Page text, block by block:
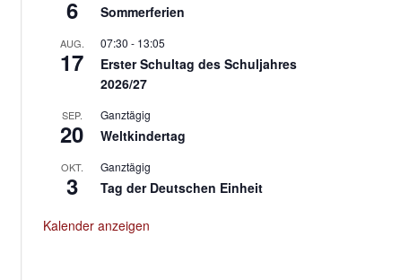
6 Sommerferien
AUG.
17
07:30 - 13:05
Erster Schultag des Schuljahres
2026/27
SEP.
20
Ganztägig
Weltkindertag
OKT.
3
Ganztägig
Tag der Deutschen Einheit
Kalender anzeigen